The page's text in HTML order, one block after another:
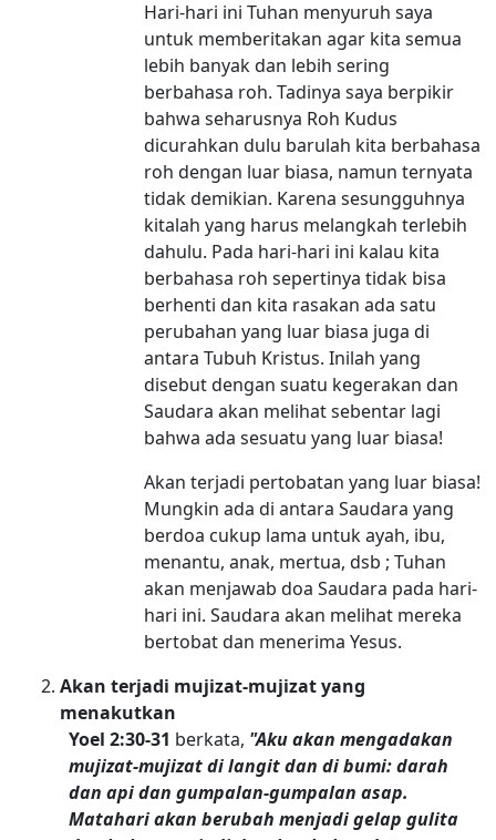
Hari-hari ini Tuhan menyuruh saya
untuk memberitakan agar kita semua
lebih banyak dan lebih sering
berbahasa roh. Tadinya saya berpikir
bahwa seharusnya Roh Kudus
dicurahkan dulu barulah kita berbahasa
roh dengan luar biasa, namun ternyata
tidak demikian. Karena sesungguhnya
kitalah yang harus melangkah terlebih
dahulu. Pada hari-hari ini kalau kita
berbahasa roh sepertinya tidak bisa
berhenti dan kita rasakan ada satu
perubahan yang luar biasa juga di
antara Tubuh Kristus. Inilah yang
disebut dengan suatu kegerakan dan
Saudara akan melihat sebentar lagi
bahwa ada sesuatu yang luar biasa!
Akan terjadi pertobatan yang luar biasa!
Mungkin ada di antara Saudara yang
berdoa cukup lama untuk ayah, ibu,
menantu, anak, mertua, dsb ; Tuhan
akan menjawab doa Saudara pada hari-
hari ini. Saudara akan melihat mereka
bertobat dan menerima Yesus.
Akan terjadi mujizat-mujizat yang
menakutkan
Yoel 2:30-31 berkata, "Aku akan mengadakan
mujizat-mujizat di langit dan di bumi: darah
dan api dan gumpalan-gumpalan asap.
Matahari akan berubah menjadi gelap gulita